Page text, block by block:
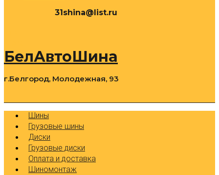
31shina@list.ru
БелАвтоШина
г.Белгород, Молодежная, 93
Шины
Грузовые шины
Диски
Грузовые диски
Оплата и доставка
Шиномонтаж